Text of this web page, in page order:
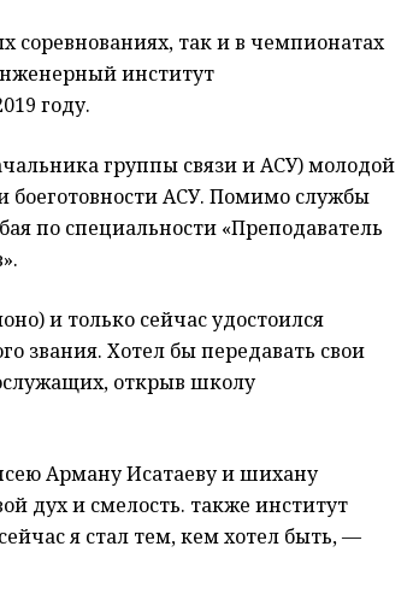
соревнованиях, так и в чемпионатах
институт
году.
группы связи и АСУ) молодой
боеготовности АСУ. Помимо службы
по специальности «Преподаватель
и только сейчас удостоился
звания. Хотел бы передавать свои
открыв школу
Арману Исатаеву и шихану
дух и смелость. также институт
я стал тем, кем хотел быть, —